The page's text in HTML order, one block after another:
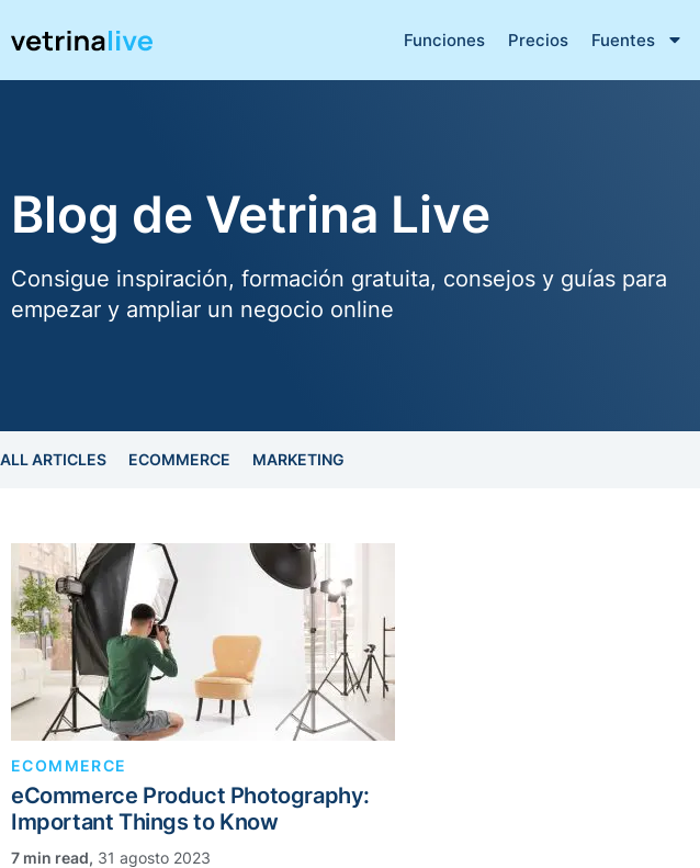
Funciones Precios Fuentes
Blog de Vetrina Live
Consigue inspiración, formación gratuita, consejos y guías para
empezar y ampliar un negocio online
ALL ARTICLES ECOMMERCE MARKETING
ECOMMERCE
eCommerce Product Photography:
Important Things to Know
, 31 agosto 2023